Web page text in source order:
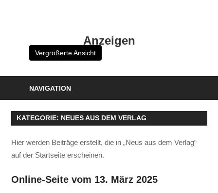
Anzeigen
Vergrößerte Ansicht
NAVIGATION
KATEGORIE: NEUES AUS DEM VERLAG
Hier werden Beiträge erstellt, die in „Neus aus dem Verlag“
auf der Startseite erscheinen.
Online-Seite vom 13. März 2025